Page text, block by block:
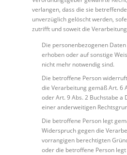
verlangen, dass die sie
unverzüglich gelöscht werden,
zutrifft und soweit die
Die personenbezogenen
erhoben oder auf sonstige
nicht mehr notwendig sind.
Die betroffene Person
die Verarbeitung gemäß Art. 6
oder Art. 9 Abs. 2 Buchstabe a
einer anderweitigen
Die betroffene Person legt
Widerspruch gegen die
vorrangigen berechtigten
oder die betroffene Person legt